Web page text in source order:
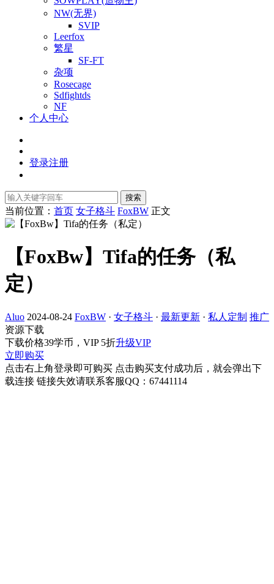
NW(无界)
SVIP
Leerfox
繁星
SF-FT
杂项
Rosecage
Sdfightds
NF
个人中心
登录注册
搜索
当前位置： 首页 女子格斗 FoxBW 正文
【FoxBw】Tifa的任务（私
定）
Aluo 2024-08-24 FoxBW · 女子格斗 · 最新更新 · 私人定制 推广
资源下载
下载价格39学币，VIP 5折升级VIP
立即购买
点击右上角登录即可购买 点击购买支付成功后，就会弹出下
载连接 链接失效请联系客服QQ：67441114